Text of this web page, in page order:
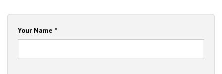
Your Name *